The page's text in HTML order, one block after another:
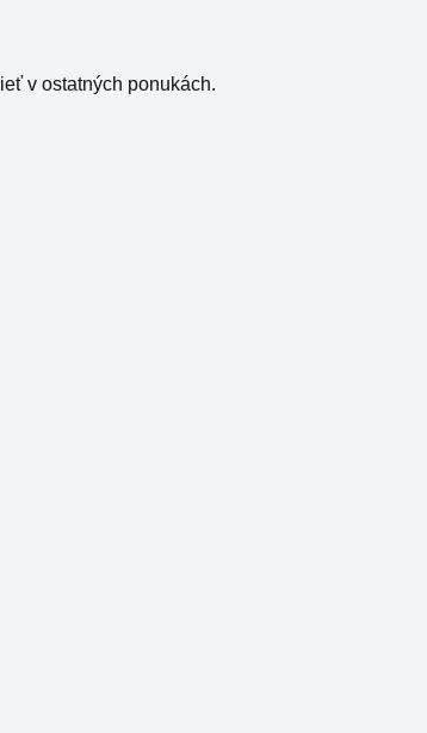
v ostatných ponukách.